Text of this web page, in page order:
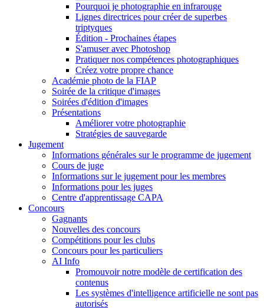
Pourquoi je photographie en infrarouge
Lignes directrices pour créer de superbes
triptyques
Édition - Prochaines étapes
S'amuser avec Photoshop
Pratiquer nos compétences photographiques
Créez votre propre chance
Académie photo de la FIAP
Soirée de la critique d'images
Soirées d'édition d'images
Présentations
Améliorer votre photographie
Stratégies de sauvegarde
Jugement
Informations générales sur le programme de jugement
Cours de juge
Informations sur le jugement pour les membres
Informations pour les juges
Centre d'apprentissage CAPA
Concours
Gagnants
Nouvelles des concours
Compétitions pour les clubs
Concours pour les particuliers
AI Info
Promouvoir notre modèle de certification des
contenus
Les systèmes d'intelligence artificielle ne sont pas
autorisés